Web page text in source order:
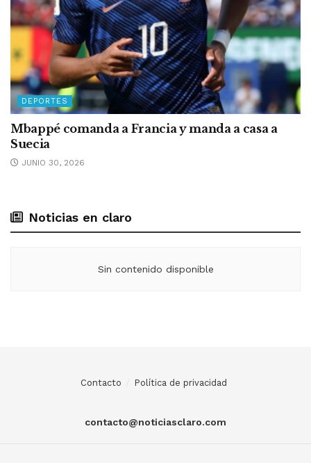
DEPORTES
Mbappé comanda a Francia y manda a casa a
Suecia
JUNIO 30, 2026
Noticias en claro
Sin contenido disponible
Contacto Política de privacidad
contacto@noticiasclaro.com